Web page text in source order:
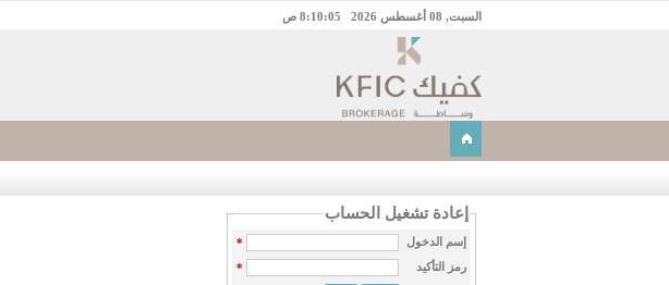
السبت, 08 أغسطس 2026 8:10:05 ص
إعادة تشغيل الحساب
إسم الدخول
*
رمز التأكيد
*